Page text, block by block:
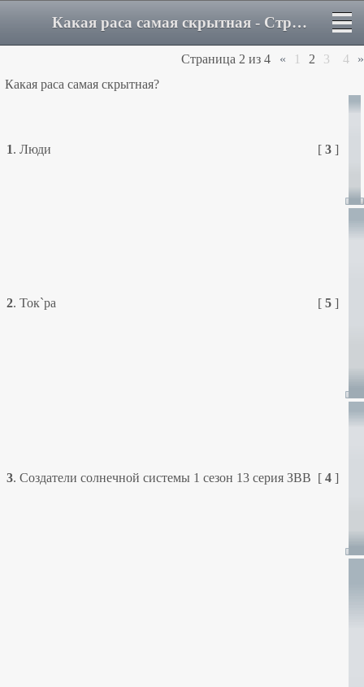
Какая раса самая скрытная - Страница 2 - Форум
Страница 2 из 4 « 1 2 3 4
»
Какая раса самая скрытная?
1. Люди [ 3 ]
2. Ток`ра [ 5 ]
3. Создатели солнечной системы 1 сезон 13 серия ЗВВ [ 4 ]